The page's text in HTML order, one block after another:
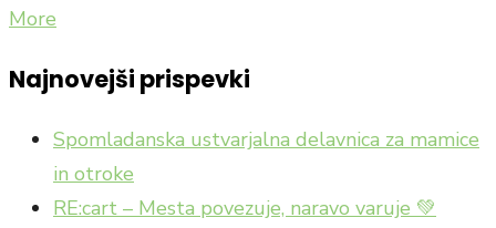
More
Najnovejši prispevki
Spomladanska ustvarjalna delavnica za mamice
in otroke
RE:cart – Mesta povezuje, naravo varuje 💚